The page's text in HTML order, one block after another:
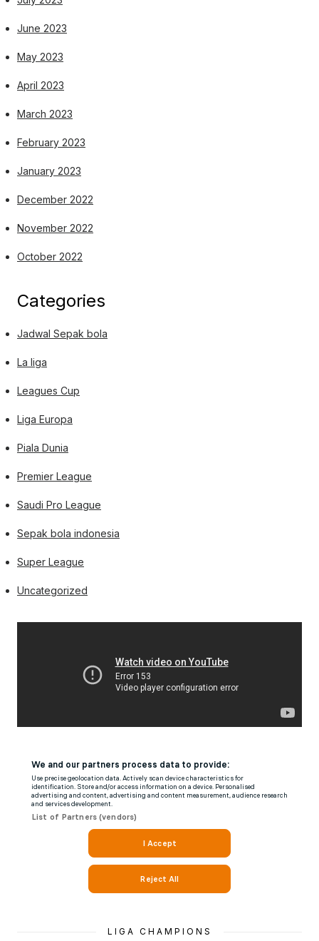
June 2023
May 2023
April 2023
March 2023
February 2023
January 2023
December 2022
November 2022
October 2022
Categories
Jadwal Sepak bola
La liga
Leagues Cup
Liga Europa
Piala Dunia
Premier League
Saudi Pro League
Sepak bola indonesia
Super League
Uncategorized
LIGA CHAMPIONS